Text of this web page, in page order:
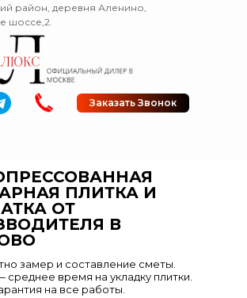
район, деревня Аленино,
шоссе,2.
Заказать Звонок
ПЛИТКА И
ОТ
В
замер и составление сметы.
среднее время на укладку плитки.
на все работы.